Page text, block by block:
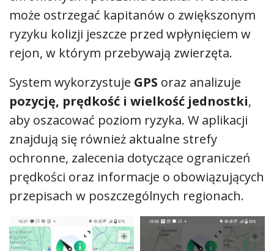
może ostrzegać kapitanów o zwiększonym
ryzyku kolizji jeszcze przed wpłynięciem w
rejon, w którym przebywają zwierzęta.
System wykorzystuje GPS oraz analizuje
pozycję, prędkość i wielkość jednostki,
aby oszacować poziom ryzyka. W aplikacji
znajdują się również aktualne strefy
ochronne, zalecenia dotyczące ograniczeń
prędkości oraz informacje o obowiązujących
przepisach w poszczególnych regionach.